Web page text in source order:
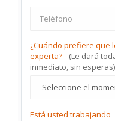
¿Cuándo prefiere que
experta?
(Le dará
inmediato, sin esperas)
Está usted trabajando